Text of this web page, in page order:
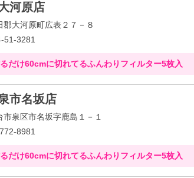
河原店
郡大河原町広表２７－８
51-3281
だけ60cmに切れてるふんわりフィルター5枚入
市名坂店
市泉区市名坂字鹿島１－１
8981
だけ60cmに切れてるふんわりフィルター5枚入